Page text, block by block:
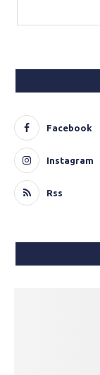
Facebook
Instagram
Rss